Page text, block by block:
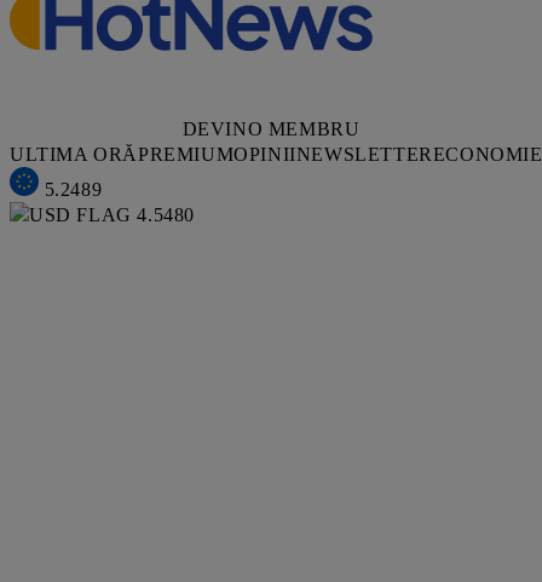
DEVINO MEMBRU
ULTIMA ORĂPREMIUMOPINIINEWSLETTERECONOMIE
5.2489
4.5480